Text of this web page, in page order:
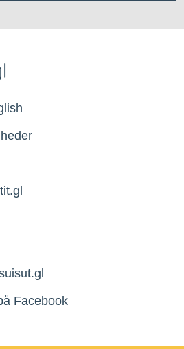
Facebook